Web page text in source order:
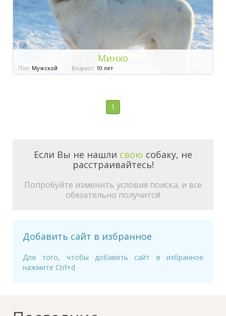
Минхо
Пол: Мужской Возраст: 10 лет
1
Если Вы не нашли свою собаку, не
расстраивайтесь!
Попробуйте изменить условия поиска, и все
обязательно получится!
Добавить сайт в избранное
Для того, чтобы добавить сайт в избранное
нажмите Ctrl+d